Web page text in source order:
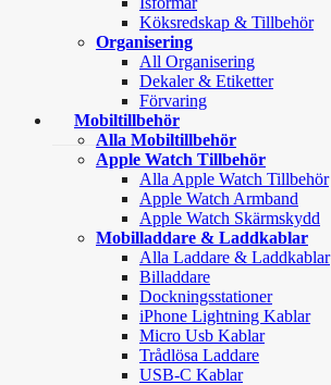
Köksredskap & Tillbehör
Organisering
All Organisering
Dekaler & Etiketter
Förvaring
Mobiltillbehör
Alla Mobiltillbehör
Apple Watch Tillbehör
Alla Apple Watch Tillbehör
Apple Watch Armband
Apple Watch Skärmskydd
Mobilladdare & Laddkablar
Alla Laddare & Laddkablar
Billaddare
Dockningsstationer
iPhone Lightning Kablar
Micro Usb Kablar
Trådlösa Laddare
USB-C Kablar